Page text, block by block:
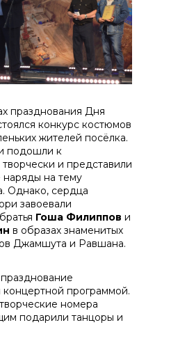
празднования Дня
конкурс костюмов
жителей посёлка.
подошли к
и представили
на тему
Однако, сердца
завоевали
Гоша Филиппов и
в образах знаменитых
Джамшута и Равшана.
концертной программой.
номера
подарили танцоры и